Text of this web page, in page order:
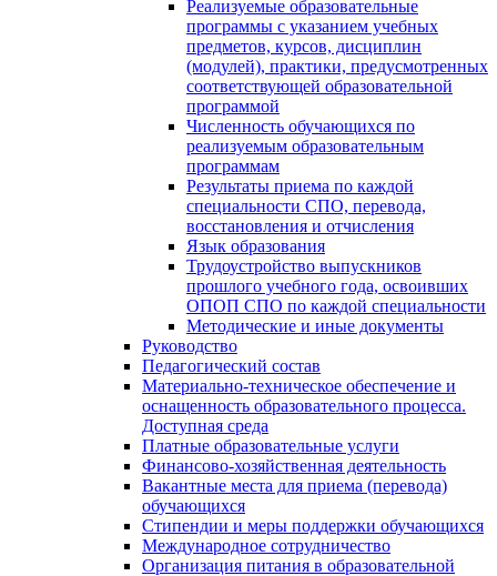
Реализуемые образовательные
программы с указанием учебных
предметов, курсов, дисциплин
(модулей), практики, предусмотренных
соответствующей образовательной
программой
Численность обучающихся по
реализуемым образовательным
программам
Результаты приема по каждой
специальности СПО, перевода,
восстановления и отчисления
Язык образования
Трудоустройство выпускников
прошлого учебного года, освоивших
ОПОП СПО по каждой специальности
Методические и иные документы
Руководство
Педагогический состав
Материально-техническое обеспечение и
оснащенность образовательного процесса.
Доступная среда
Платные образовательные услуги
Финансово-хозяйственная деятельность
Вакантные места для приема (перевода)
обучающихся
Стипендии и меры поддержки обучающихся
Международное сотрудничество
Организация питания в образовательной